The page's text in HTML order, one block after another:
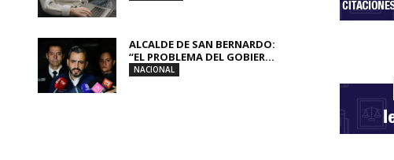
ALCALDE DE SAN BERNARDO:
“EL PROBLEMA DEL GOBIER...
NACIONAL